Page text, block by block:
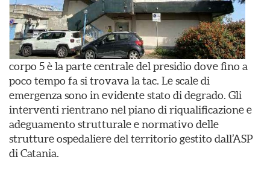
corpo 5 è la parte centrale del presidio dove fino a
poco tempo fa si trovava la tac. Le scale di
emergenza sono in evidente stato di degrado. Gli
interventi rientrano nel piano di riqualificazione e
adeguamento strutturale e normativo delle
strutture ospedaliere del territorio gestito dall’ASP
di Catania.